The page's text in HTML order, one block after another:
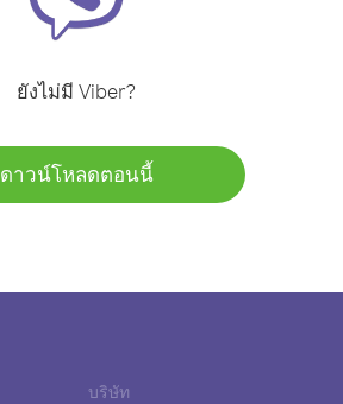
ยังไม่มี Viber?
ดาวน์โหลดตอนนี้
บริษัท